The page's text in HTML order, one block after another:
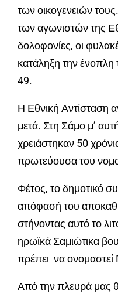
των οικογενειών
των αγωνιστών της
δολοφονίες, οι
κατάληξη την ένοπλη
49.
Η Εθνική Αντίσταση
μετά. Στη Σάμο μ’
χρειάστηκαν 50
πρωτεύουσα του
Φέτος, το δημοτικό
απόφασή του
στήνοντας αυτό το
ηρωϊκά Σαμιώτικα
πρέπει να
Από την πλευρά μας